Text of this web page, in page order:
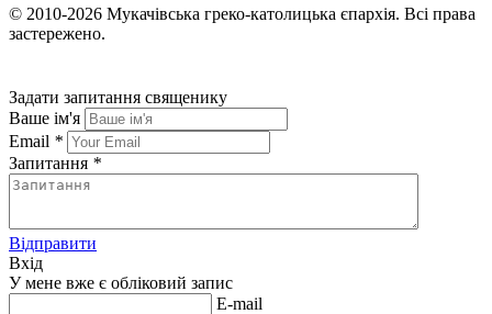
© 2010-2026 Мукачівська греко-католицька єпархія. Всі права
застережено.
Задати запитання священику
Ваше ім'я
Email *
Запитання *
Відправити
Вхід
У мене вже є обліковий запис
E-mail